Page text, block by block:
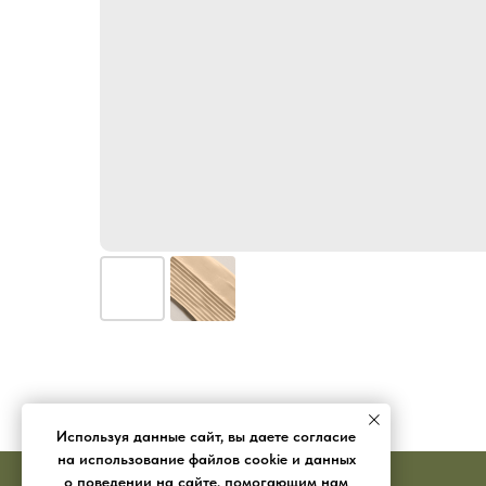
Используя данные сайт, вы даете согласие
на использование файлов cookie и данных
о поведении на сайте, помогающим нам